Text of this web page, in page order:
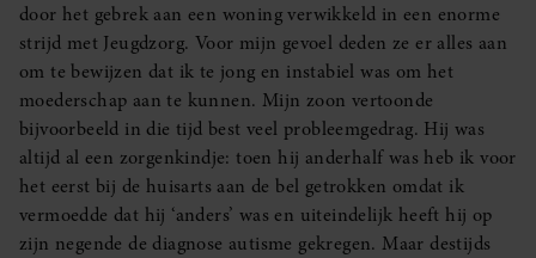
door het gebrek aan een woning verwikkeld in een enorme
strijd met Jeugdzorg. Voor mijn gevoel deden ze er alles aan
om te bewijzen dat ik te jong en instabiel was om het
moederschap aan te kunnen. Mijn zoon vertoonde
bijvoorbeeld in die tijd best veel probleemgedrag. Hij was
altijd al een zorgenkindje: toen hij anderhalf was heb ik voor
het eerst bij de huisarts aan de bel getrokken omdat ik
vermoedde dat hij ‘anders’ was en uiteindelijk heeft hij op
zijn negende de diagnose autisme gekregen. Maar destijds